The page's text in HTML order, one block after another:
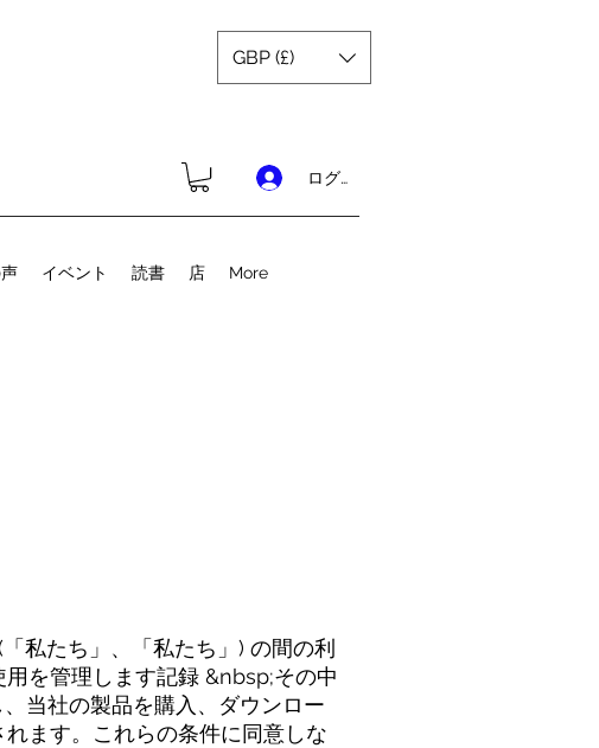
GBP (£)
ログイン
イベント 読書 店 More
私たち」、「私たち」) の間の利
を管理します記録 &nbsp;その中
当社の製品を購入、ダウンロー
ます。これらの条件に同意しな